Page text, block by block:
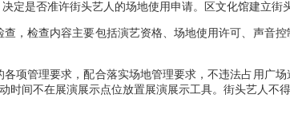
是否准许街头艺人的场地使用申请。区文化馆建立街
，检查内容主要包括演艺资格、场地使用许可、声音
项管理要求，配合落实场地管理要求，不违法占用广
间不在展演展示点位放置展演展示工具。街头艺人不